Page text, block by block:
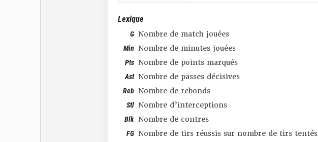
Lexique
G Nombre de match jouées
Min Nombre de minutes jouées
Pts Nombre de points marqués
Ast Nombre de passes décisives
Reb Nombre de rebonds
Stl Nombre d’interceptions
Blk Nombre de contres
FG Nombre de tirs réussis sur nombre de tirs tentés